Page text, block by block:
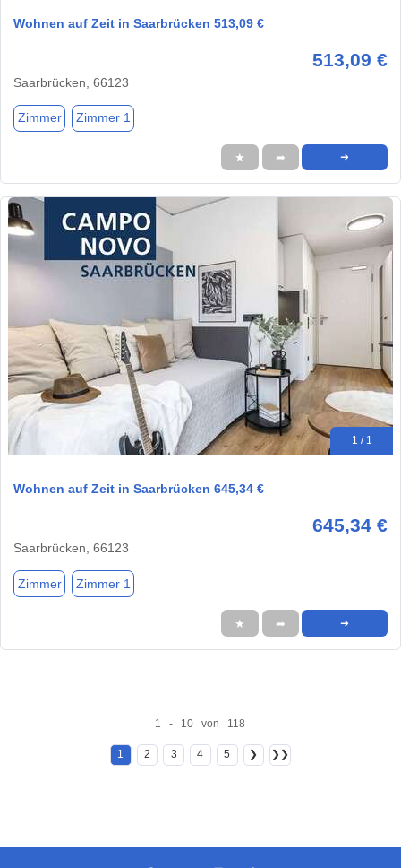
Wohnen auf Zeit in Saarbrücken 513,09 €
513,09 €
Saarbrücken, 66123
Zimmer Zimmer 1
★ ➦ ➜
1 / 1
Wohnen auf Zeit in Saarbrücken 645,34 €
645,34 €
Saarbrücken, 66123
Zimmer Zimmer 1
★ ➦ ➜
1 - 10 von 118
1 2 3 4 5 ❯ ❯❯